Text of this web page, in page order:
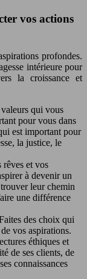
vos actions
profondes.
intérieure pour
la croissance et
qui vous
pour vous dans
est important pour
la justice, le
rêves et vos
à devenir un
leur chemin
une différence
des choix qui
vos aspirations.
éthiques et
de ses clients, de
connaissances